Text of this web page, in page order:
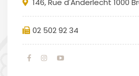
146, Rue d'Anderlecht 1000
02 502 92 34